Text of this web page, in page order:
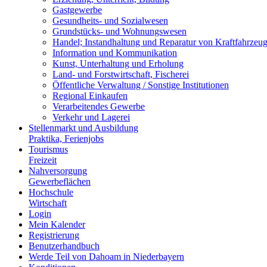
Gastgewerbe
Gesundheits- und Sozialwesen
Grundstücks- und Wohnungswesen
Handel; Instandhaltung und Reparatur von
Information und Kommunikation
Kunst, Unterhaltung und Erholung
Land- und Forstwirtschaft, Fischerei
Öffentliche Verwaltung / Sonstige Institutionen
Regional Einkaufen
Verarbeitendes Gewerbe
Verkehr und Lagerei
Stellenmarkt und Ausbildung
Praktika, Ferienjobs
Tourismus
Freizeit
Nahversorgung
Gewerbeflächen
Hochschule
Wirtschaft
Login
Mein Kalender
Registrierung
Benutzerhandbuch
Werde Teil von Dahoam in Niederbayern